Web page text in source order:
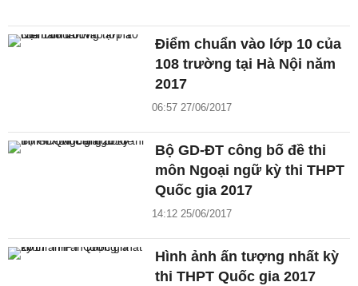
Điểm chuẩn vào lớp 10 của
108 trường tại Hà Nội năm
2017
06:57 27/06/2017
Bộ GD-ĐT công bố đề thi
môn Ngoại ngữ kỳ thi THPT
Quốc gia 2017
14:12 25/06/2017
Hình ảnh ấn tượng nhất kỳ
thi THPT Quốc gia 2017